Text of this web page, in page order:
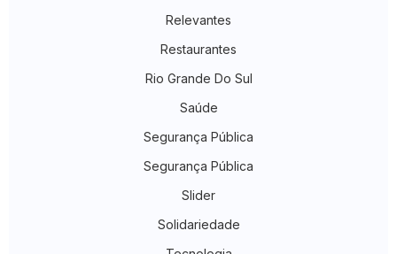
Relevantes
Restaurantes
Rio Grande Do Sul
Saúde
Segurança Pública
Segurança Pública
Slider
Solidariedade